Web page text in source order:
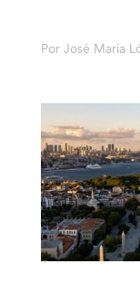
Por José María